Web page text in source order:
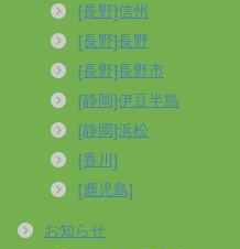
[長野]信州
[長野]長野
[長野]長野市
[静岡]伊豆半島
[静岡]浜松
[香川]
[鹿児島]
お知らせ